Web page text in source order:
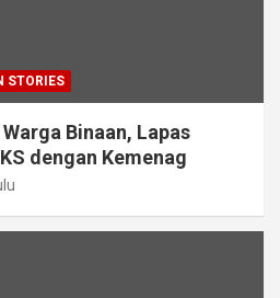
STORIES
Binaan, Lapas
dengan Kemenag